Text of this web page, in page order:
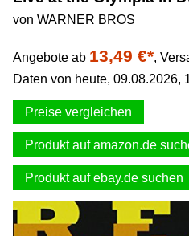
Support &
Presse
Datenschutz
Impressum
von WARNER BROS
Angebote ab 13,49 €*,
Daten von heute, 09.08.2026,
Preise vergleichen
Produkt auf amazon.de
Produkt auf ebay.de suchen